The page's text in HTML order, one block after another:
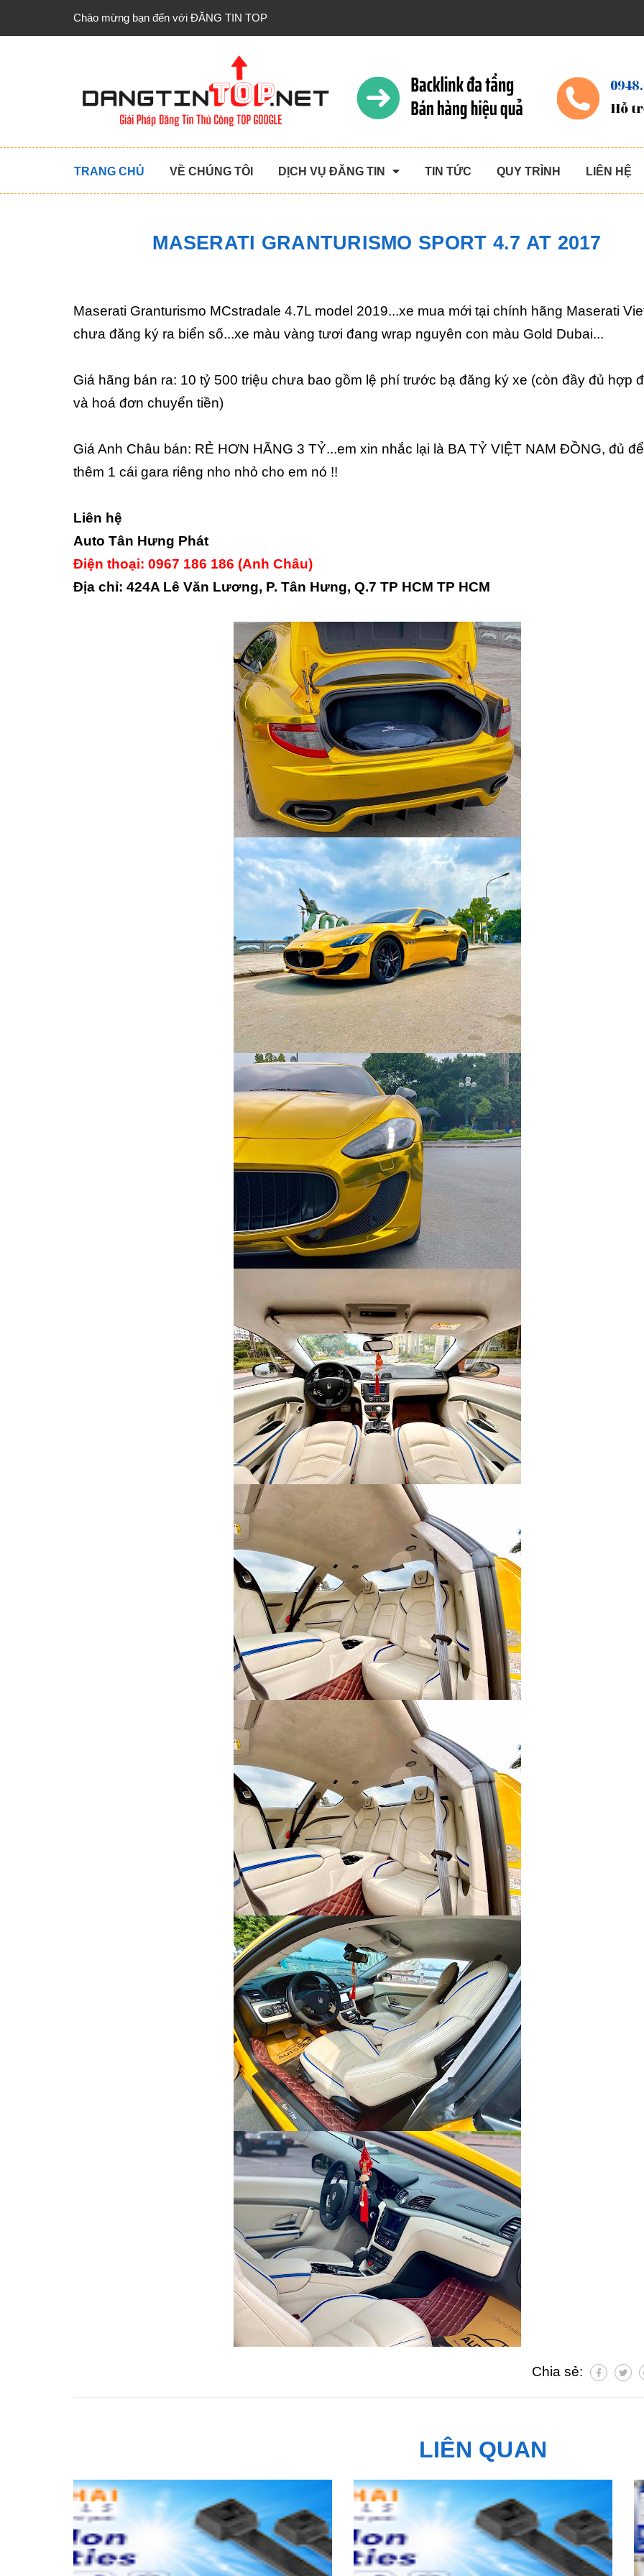
Chào mừng bạn đến với ĐĂNG TIN TOP
TRANG CHỦ VỀ CHÚNG TÔI DỊCH VỤ ĐĂNG TIN TIN TỨC QUY TRÌNH LIÊN HỆ
MASERATI GRANTURISMO SPORT 4.7 AT 2017
Maserati Granturismo MCstradale 4.7L model 2019...xe mua mới tại chính hãng Maserati
chưa đăng ký ra biển số...xe màu vàng tươi đang wrap nguyên con màu Gold Dubai...
Giá hãng bán ra: 10 tỷ 500 triệu chưa bao gồm lệ phí trước bạ đăng ký xe (còn đầy đủ hợp
và hoá đơn chuyển tiền)
Giá Anh Châu bán: RẺ HƠN HÃNG 3 TỶ...em xin nhắc lại là BA TỶ VIỆT NAM ĐỒNG, đủ
thêm 1 cái gara riêng nho nhỏ cho em nó !!
Liên hệ
Auto Tân Hưng Phát
Điện thoại: 0967 186 186 (Anh Châu)
Địa chỉ: 424A Lê Văn Lương, P. Tân Hưng, Q.7 TP HCM TP HCM
Chia sẻ:
LIÊN QUAN